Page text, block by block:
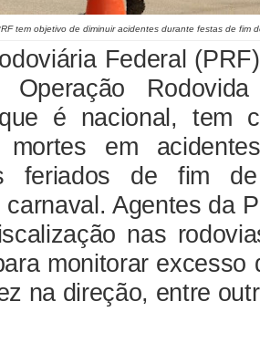
tem objetivo de diminuir acidentes durante festas de fim
Federal
Operação
é nacional, tem
em
feriados de fim
Agentes da
nas
monitorar excesso
na direção, entre